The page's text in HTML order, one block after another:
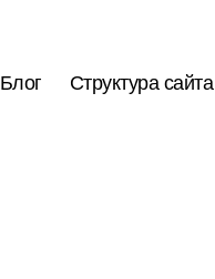
Блог Структура сайта